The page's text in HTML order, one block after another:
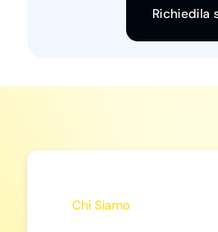
Richiedila
Chi Siamo